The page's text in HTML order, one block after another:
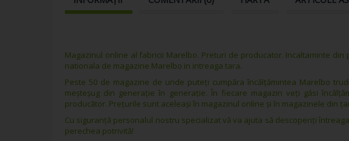
Magazinul online al fabricii Marelbo. Preturi de producator. Incaltaminte
nationala de magazine Marelbo in intreaga tara.
Peste 50 de magazine de unde puteți cumpăra încălțămintea Marelbo
meșteșug din generație în generație. În fiecare magazin veți găsi
producător. Prețurile sunt aceleași în magazinul online și în magazinele din
Cu siguranță personalul nostru specializat vă va ajuta să descoperiți
perechea potrivită!